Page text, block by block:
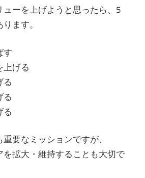
ーを上げようと思ったら、5
ます。
す
上げる
る
る
る
要なミッションですが、
を拡大・維持することも大切で